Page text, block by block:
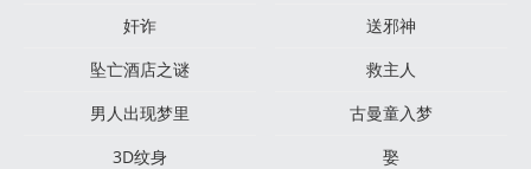
奸诈
送邪神
坠亡酒店之谜
救主人
男人出现梦里
古曼童入梦
3D纹身
娶